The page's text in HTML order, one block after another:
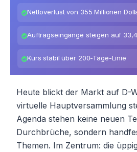
Nettoverlust von 355 Millionen
Auftragseingänge steigen auf
Kurs stabil über 200-Tage-Linie
Heute blickt der Markt auf D-
virtuelle Hauptversammlung
Agenda stehen keine neuen
Durchbrüche, sondern
Themen. Im Zentrum: die